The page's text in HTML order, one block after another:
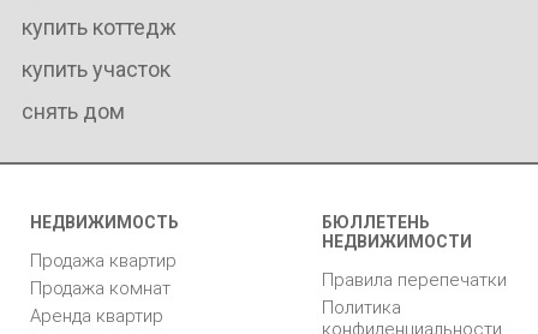
купить коттедж
купить участок
снять дом
НЕДВИЖИМОСТЬ
Продажа квартир
Продажа комнат
Аренда квартир
БЮЛЛЕТЕНЬ
НЕДВИЖИМОСТИ
Правила перепечатки
Политика
конфиденциальности